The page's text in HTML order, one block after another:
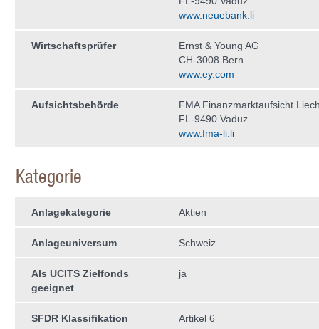
www.neuebank.li
Wirtschaftsprüfer
Ernst & Young AG
CH-3008 Bern
www.ey.com
Aufsichtsbehörde
FMA Finanzmarktaufsicht
FL-9490 Vaduz
www.fma-li.li
Kategorie
Anlagekategorie Aktien
Anlageuniversum Schweiz
Als UCITS Zielfonds
geeignet
ja
SFDR Klassifikation Artikel 6